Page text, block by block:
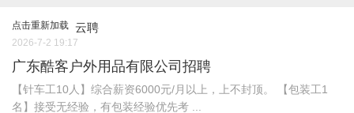
点击重新加载 云聘
2026-7-2 19:17
广东酷客户外用品有限公司招聘
【针车工10人】综合薪资6000元/月以上，上不封顶。 【包装工1
名】接受无经验，有包装经验优先考 ...